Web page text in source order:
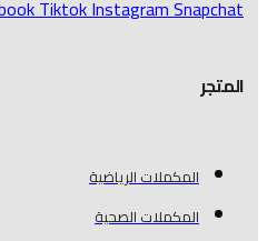
TiktokInstagramSnapchat
المتجر
المكملات الرياضية
المكملات الصحية